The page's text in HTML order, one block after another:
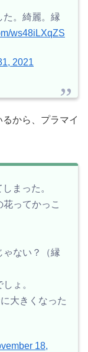
た。綺麗。縁
ws48iLXqZS
2021
から、プラマイ
まった。
ってかっこ
ゃない？（縁
ょ。
大きくなった
18,